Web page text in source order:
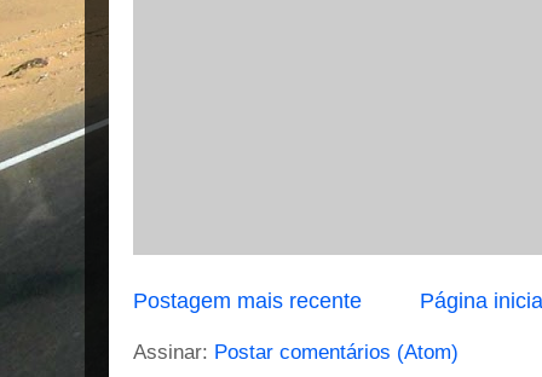
Postagem mais recente Página
Assinar: Postar comentários (Atom)